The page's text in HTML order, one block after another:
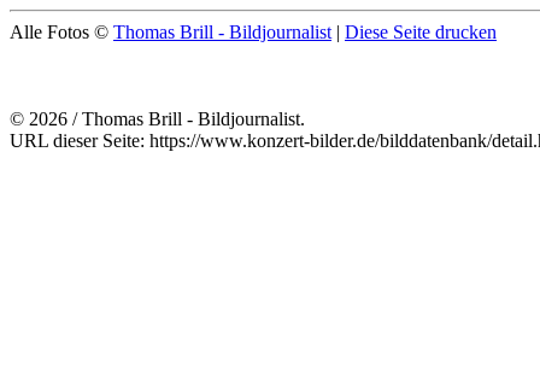
Alle Fotos © Thomas Brill - Bildjournalist | Diese Seite drucken
© 2026 / Thomas Brill - Bildjournalist.
URL dieser Seite: https://www.konzert-bilder.de/bilddatenbank/